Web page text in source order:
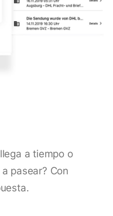
a tiempo o
pasear? Con